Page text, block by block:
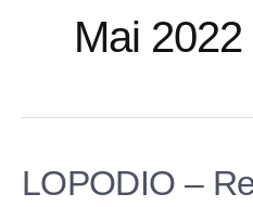
Mai 2022
LOPODIO –